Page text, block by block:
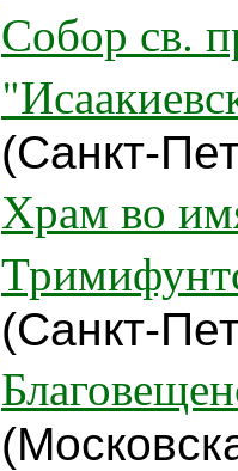
Собор св.
(Санкт-
Храм во
(Санкт-